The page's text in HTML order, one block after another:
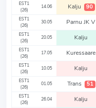
EST1
(26)
14.06 Kalju 90
EST1
(26)
30.05 Parnu JK V
EST1
(26)
20.05 Kalju
EST1
(26)
17.05 Kuressaare
EST1
(26)
10.05 Kalju
EST1
(26)
01.05 Trans 51
EST1
(26)
26.04 Kalju